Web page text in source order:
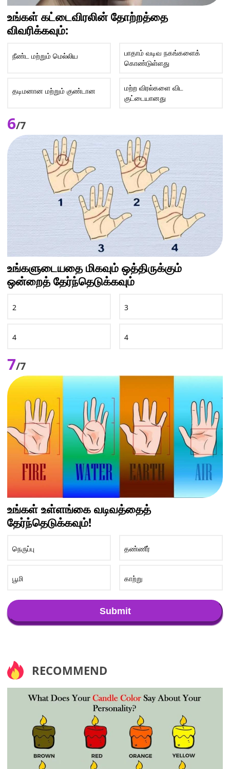
உங்கள் கட்டைவிரலின் தோற்றத்தை
விவரிக்கவும்:
நீண்ட மற்றும் மெல்லிய
பாதாம் வடிவ நகங்களைக்
கொண்டுள்ளது
தடிமனான மற்றும் குண்டான
மற்ற விரல்களை விட
குட்டையானது
6/7
உங்களுடையதை மிகவும் ஒத்திருக்கும்
ஒன்றைத் தேர்ந்தெடுக்கவும்
2 3
4 4
7/7
உங்கள் உள்ளங்கை வடிவத்தைத்
தேர்ந்தெடுக்கவும்!
நெருப்பு தண்ணீர்
பூமி காற்று
Submit
RECOMMEND